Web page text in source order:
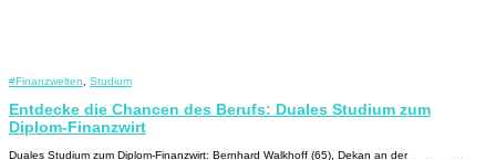
#Finanzwelten, Studium
Entdecke die Chancen des Berufs: Duales Studium zum
Diplom-Finanzwirt
Duales Studium zum Diplom-Finanzwirt: Bernhard Walkhoff (65), Dekan an der